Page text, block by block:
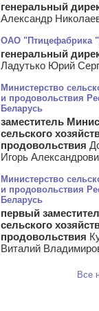
генеральный
Александр
ОАО "Птицефабрика
генеральный
Ладутько Юрий
Министерство
и продовольствия
Беларусь
заместитель
сельского
продовольствия
Игорь
Министерство
и продовольствия
Беларусь
первый
сельского
продовольствия
Виталий
Все